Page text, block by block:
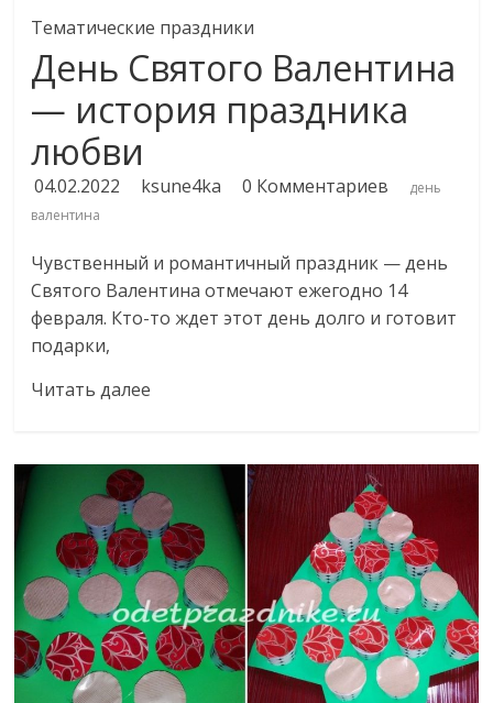
Тематические праздники
День Святого Валентина
— история праздника
любви
04.02.2022 ksune4ka 0 Комментариев
день
валентина
Чувственный и романтичный праздник — день
Святого Валентина отмечают ежегодно 14
февраля. Кто-то ждет этот день долго и готовит
подарки,
Читать далее